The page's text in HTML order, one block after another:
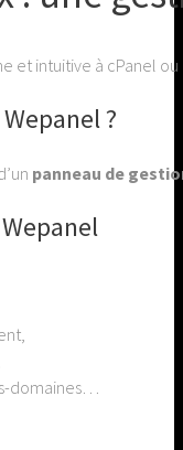
et intuitive à cPanel ou
?
panneau de
domaines…